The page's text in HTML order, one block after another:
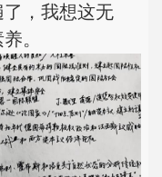
，我想这无
。